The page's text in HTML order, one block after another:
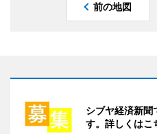
前の地図
シブヤ経済新聞
す。詳しくはこ